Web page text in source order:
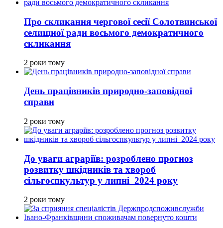
Про скликання чергової сесії Солотвинської
селищної ради восьмого демократичного
скликання
2 роки тому
День працівників природно-заповідної
справи
2 роки тому
До уваги аграріїв: розроблено прогноз
розвитку шкідників та хвороб
сільгоспкультур у липні 2024 року
2 роки тому